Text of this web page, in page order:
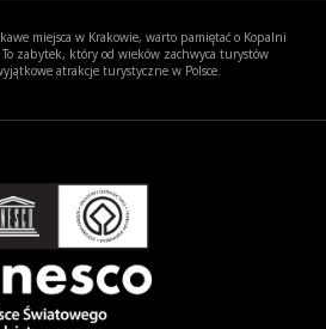
miejsca w Krakowie, warto pamiętać o Kopalni
To zabytek, który od wieków zachwyca turystów
atrakcje turystyczne w Polsce.